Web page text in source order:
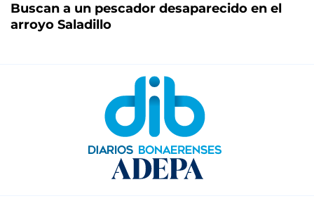
Buscan a un pescador desaparecido en el
arroyo Saladillo